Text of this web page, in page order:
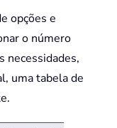
opções e
o número
necessidades,
uma tabela de